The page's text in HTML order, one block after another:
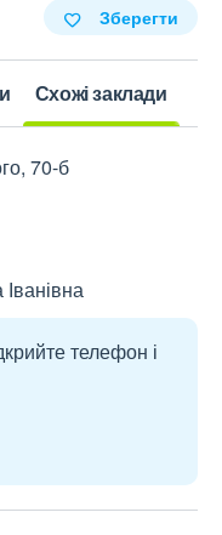
Зберегти
Схожі заклади
70-б
телефон і